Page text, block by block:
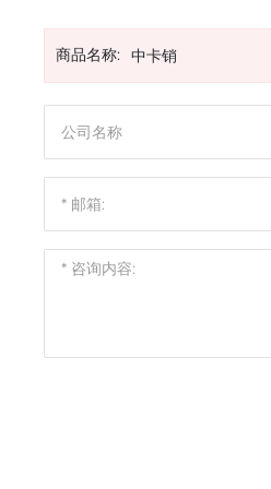
商品名称: 中卡销